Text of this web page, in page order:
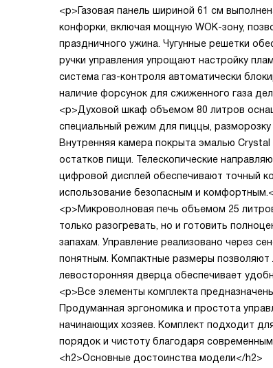
<p>Газовая панель шириной 61 см
конфорки, включая мощную WOK-зону,
праздничного ужина. Чугунные решетки
ручки управления упрощают настройку
система газ-контроля автоматически
наличие форсунок для сжиженного газа
<p>Духовой шкаф объемом 80 литров
специальный режим для пиццы,
Внутренняя камера покрыта эмалью Crystal
остатков пищи. Телескопические
цифровой дисплей обеспечивают точный
использование безопасным и
<p>Микроволновая печь объемом 25
только разогревать, но и готовить
запахам. Управление реализовано через
понятным. Компактные размеры позволяют
левосторонняя дверца обеспечивает
<p>Все элементы комплекта
Продуманная эргономика и простота
начинающих хозяев. Комплект подходит
порядок и чистоту благодаря
<h2>Основные достоинства модели</h2>